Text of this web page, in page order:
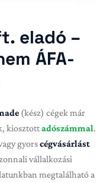
eladó –
ÁFA-
(kész) cégek már
kiosztottadószámmal.
gyorscégvásárlást
vállalkozási
megtalálható a